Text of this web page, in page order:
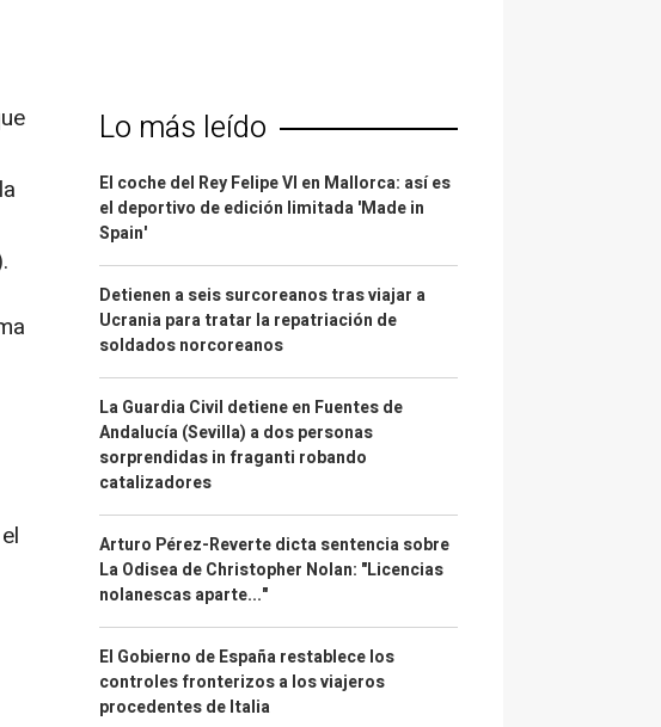
Lo más leído
El coche del Rey Felipe VI en Mallorca: así es
el deportivo de edición limitada 'Made in
Spain'
Detienen a seis surcoreanos tras viajar a
Ucrania para tratar la repatriación de
soldados norcoreanos
La Guardia Civil detiene en Fuentes de
Andalucía (Sevilla) a dos personas
sorprendidas in fraganti robando
catalizadores
Arturo Pérez-Reverte dicta sentencia sobre
La Odisea de Christopher Nolan: "Licencias
nolanescas aparte..."
El Gobierno de España restablece los
controles fronterizos a los viajeros
procedentes de Italia